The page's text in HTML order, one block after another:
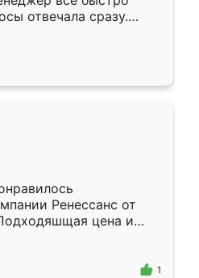
отвечала сразу.
субботу, подошёл к
Собрали
аккуратно, даже
Ренессанс от
цена и
Приехавший
Владислав
эскизу самый
1